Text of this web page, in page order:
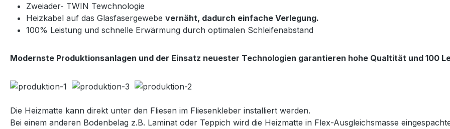
Zweiader- TWIN Tewchnologie
Heizkabel auf das Glasfasergewebe vernäht, dadurch einfache Verlegung.
100% Leistung und schnelle Erwärmung durch optimalen Schleifenabstand
Modernste Produktionsanlagen und der Einsatz neuester Technologien garantieren hohe Qualtität und 100
Die Heizmatte kann direkt unter den Fliesen im Fliesenkleber installiert werden.
Bei einem anderen Bodenbelag z.B. Laminat oder Teppich wird die Heizmatte in Flex-Ausgleichsmasse